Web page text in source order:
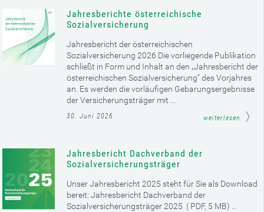
Jahresberichte österreichische
Sozialversicherung
Jahresbericht der österreichischen
Sozialversicherung 2026 Die vorliegende Publikation
schließt in Form und Inhalt an den „Jahresbericht der
österreichischen Sozialversicherung“ des Vorjahres
an. Es werden die vorläufigen Gebarungsergebnisse
der Versicherungsträger mit ...
30. Juni 2026 weiterlesen
Jahresbericht Dachverband der
Sozialversicherungsträger
Unser Jahresbericht 2025 steht für Sie als Download
bereit: Jahresbericht Dachverband der
Sozialversicherungsträger 2025 ( PDF, 5 MB) ...